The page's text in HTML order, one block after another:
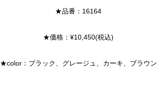
★品番：16164
★価格：¥10,450(税込)
★color：ブラック、グレージュ、カーキ、ブラウン